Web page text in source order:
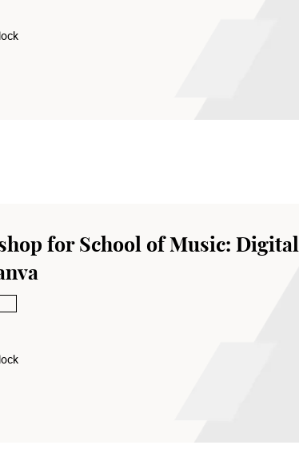
for School of Music: Digital